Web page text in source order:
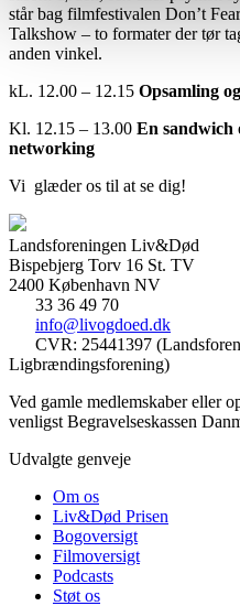
står bag filmfestivalen Don’t
Talkshow – to formater der tør
anden vinkel.
kL. 12.00 – 12.15 Opsamling
Kl. 12.15 – 13.00 En sandwich
networking
Vi glæder os til at se dig!
Landsforeningen Liv&Død
Bispebjerg Torv 16 St. TV
2400 København NV
33 36 49 70
info@livogdoed.dk
CVR: 25441397
Ligbrændingsforening)
Ved gamle medlemskaber eller
venligst Begravelseskassen
Udvalgte genveje
Om os
Liv&Død Prisen
Bogoversigt
Filmoversigt
Podcasts
Støt os